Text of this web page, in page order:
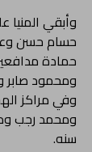
حسام حسن
حمادة
ومحمود
وفي مراكز
ومحمد رجب
سنه.